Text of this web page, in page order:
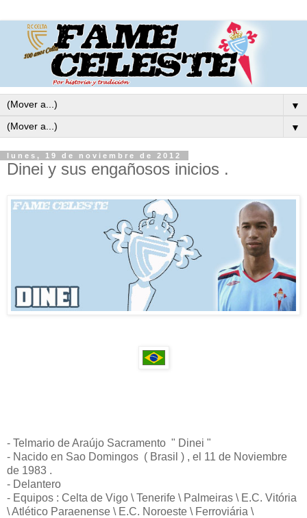
▼
▼
lunes, 19 de noviembre de 2012
Dinei y sus engañosos inicios .
- Telmario de Araújo Sacramento " Dinei "
- Nacido en Sao Domingos ( Brasil ) , el 11 de Noviembre
de 1983 .
- Delantero
- Equipos : Celta de Vigo \ Tenerife \ Palmeiras \ E.C. Vitória
\ Atlético Paraenense \ E.C. Noroeste \ Ferroviária \